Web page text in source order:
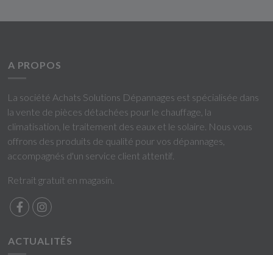
A PROPOS
La société Achats Solutions Dépannages est spécialisée dans
la vente de pièces détachées pour le chauffage, la
climatisation, le traitement des eaux et le solaire. Nous vous
offrons des produits de qualité pour vos dépannages,
accompagnés d'un service client attentif.
Retrait gratuit en magasin.
ACTUALITÉS